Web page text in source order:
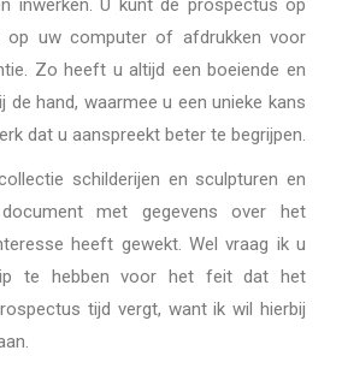
inwerken. U kunt de prospectus op
op uw computer of afdrukken voor
Zo heeft u altijd een boeiende en
de hand, waarmee u een unieke kans
dat u aanspreekt beter te begrijpen.
schilderijen en sculpturen en
met gegevens over het
heeft gewekt. Wel vraag ik u
te hebben voor het feit dat het
tijd vergt, want ik wil hierbij